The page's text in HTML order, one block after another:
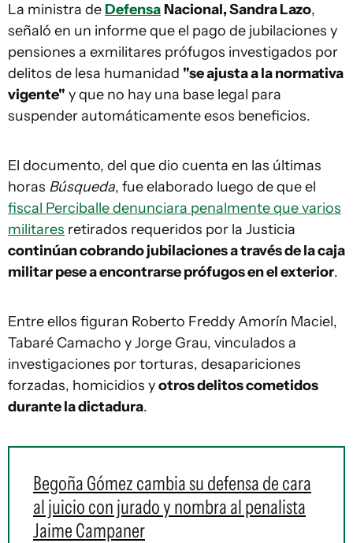
La ministra deDefensa Nacional, Sandra Lazo,
señaló en un informe que el pago de jubilaciones y
pensiones a exmilitares prófugos investigados por
delitos de lesa humanidad "se ajusta a la normativa
vigente" y que no hay una base legal para
suspender automáticamente esos beneficios.
El documento, del que dio cuenta en las últimas
horas Búsqueda, fue elaborado luego de que el
fiscal Perciballe denunciara penalmente que varios
militares retirados requeridos por la Justicia
continúan cobrando jubilaciones a través de la caja
militar pese a encontrarse prófugos en el exterior.
Entre ellos figuran Roberto Freddy Amorín Maciel,
Tabaré Camacho y Jorge Grau, vinculados a
investigaciones por torturas, desapariciones
forzadas, homicidios yotros delitos cometidos
durante la dictadura.
Begoña Gómez cambia su defensa de cara
al juicio con jurado y nombra al penalista
Jaime Campaner